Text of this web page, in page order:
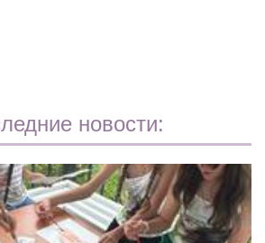
новости: